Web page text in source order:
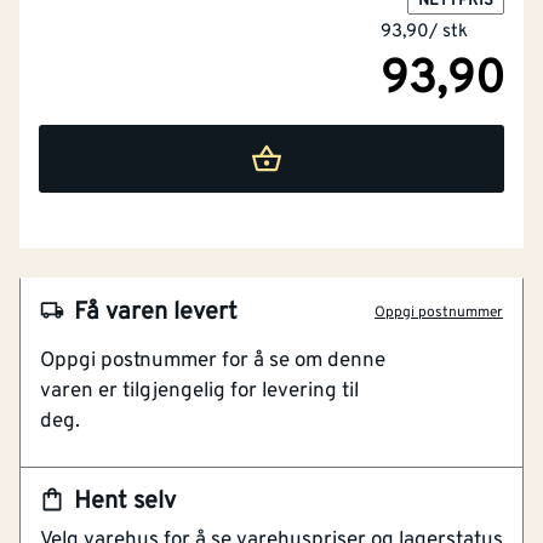
93,90/ stk
93,90
Hent selv
Få varen levert Oppgi postnummer
Oppgi postnummer for å se om denne
varen er tilgjengelig for levering til
deg.
NOBB
26929000
Artikkelnummer
101118002
Laget av karbonstål
Arbeidslengde på 73 mm
Kuttedybde 40 mm
Egnet for kunststoff